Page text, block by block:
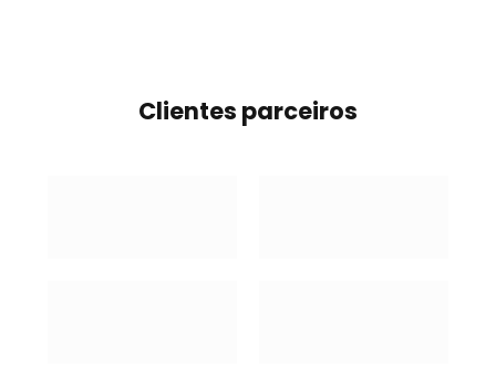
Clientes parceiros